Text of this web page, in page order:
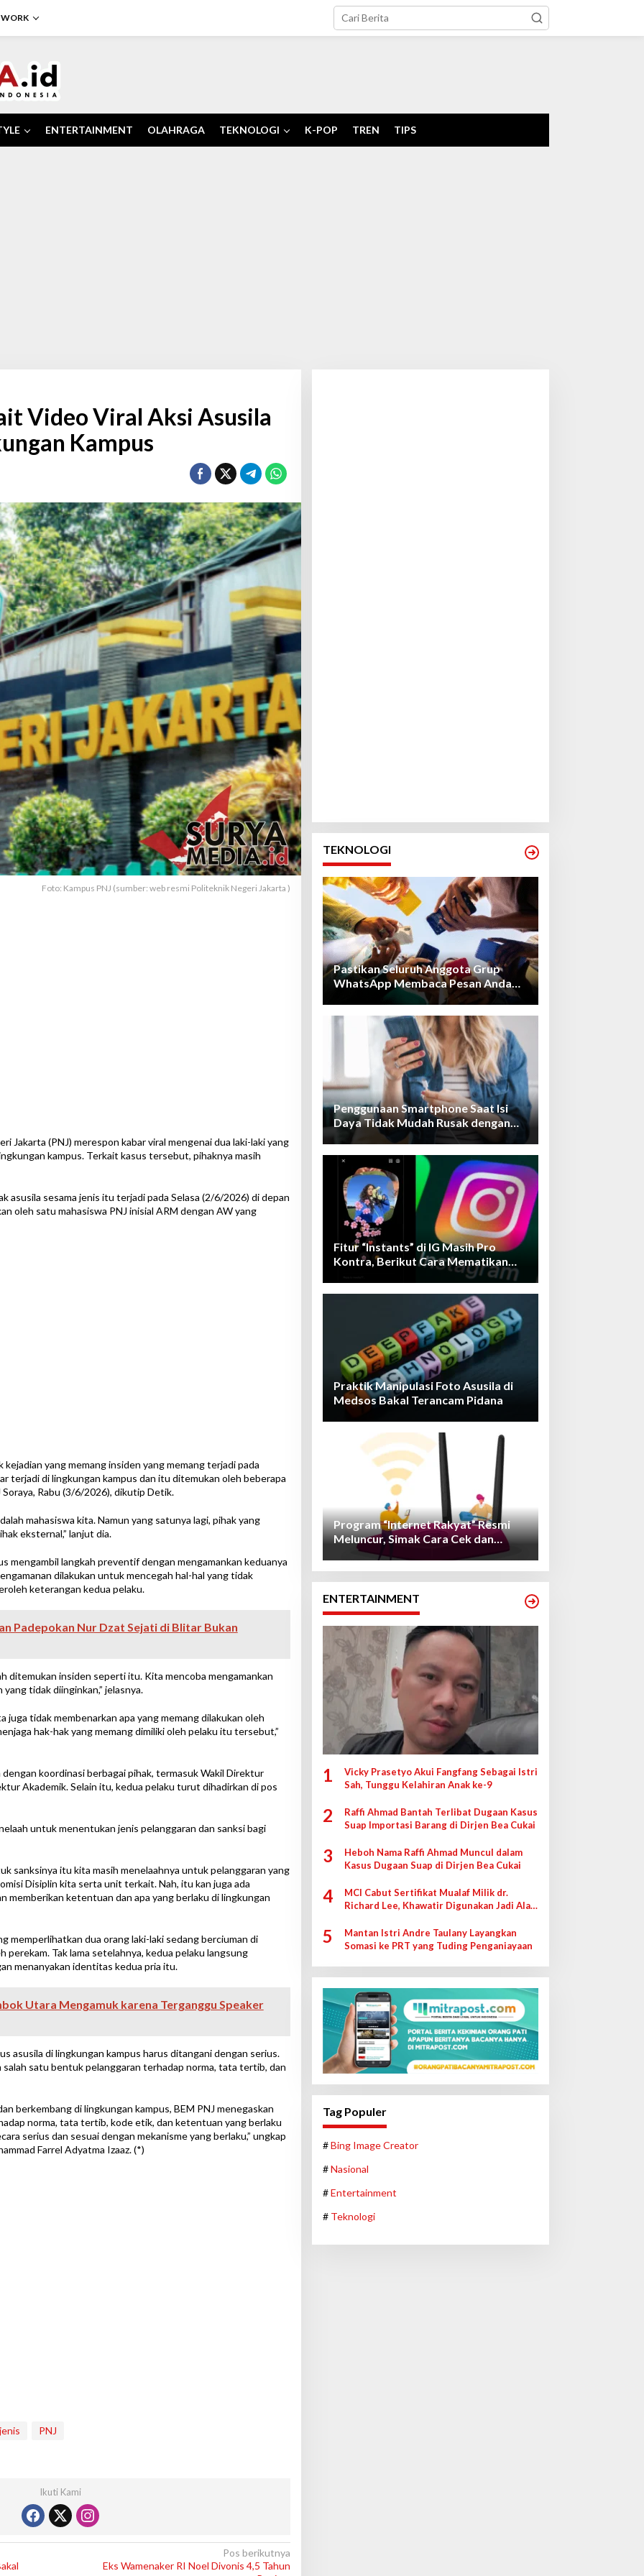
ENTERTAINMENT OLAHRAGA TEKNOLOGI K-POP TREN TIPS
Video Viral Aksi Asusila
Kampus
Foto: Kampus PNJ (sumber: web resmi Politeknik Negeri Jakarta )
Jakarta (PNJ) merespon kabar viral mengenai dua laki-laki yang
kampus. Terkait kasus tersebut, pihaknya masih
asusila sesama jenis itu terjadi pada Selasa (2/6/2026) di depan
oleh satu mahasiswa PNJ inisial ARM dengan AW yang
yang memang insiden yang memang terjadi pada
terjadi di lingkungan kampus dan itu ditemukan oleh beberapa
Soraya, Rabu (3/6/2026), dikutip Detik.
mahasiswa kita. Namun yang satunya lagi, pihak yang
eksternal,” lanjut dia.
mengambil langkah preventif dengan mengamankan keduanya
dilakukan untuk mencegah hal-hal yang tidak
keterangan kedua pelaku.
Padepokan Nur Dzat Sejati di Blitar Bukan
ditemukan insiden seperti itu. Kita mencoba mengamankan
tidak diinginkan,” jelasnya.
juga tidak membenarkan apa yang memang dilakukan oleh
hak-hak yang memang dimiliki oleh pelaku itu tersebut,”
koordinasi berbagai pihak, termasuk Wakil Direktur
Akademik. Selain itu, kedua pelaku turut dihadirkan di pos
untuk menentukan jenis pelanggaran dan sanksi bagi
sanksinya itu kita masih menelaahnya untuk pelanggaran yang
Disiplin kita serta unit terkait. Nah, itu kan juga ada
memberikan ketentuan dan apa yang berlaku di lingkungan
memperlihatkan dua orang laki-laki sedang berciuman di
perekam. Tak lama setelahnya, kedua pelaku langsung
menanyakan identitas kedua pria itu.
Utara Mengamuk karena Terganggu Speaker
asusila di lingkungan kampus harus ditangani dengan serius.
satu bentuk pelanggaran terhadap norma, tata tertib, dan
berkembang di lingkungan kampus, BEM PNJ menegaskan
norma, tata tertib, kode etik, dan ketentuan yang berlaku
serius dan sesuai dengan mekanisme yang berlaku,” ungkap
Farrel Adyatma Izaaz. (*)
PNJ
Ikuti Kami
Pos berikutnya
Eks Wamenaker RI Noel Divonis 4,5 Tahun
TEKNOLOGI
Pastikan Seluruh Anggota Grup
WhatsApp Membaca Pesan Anda
dengan Cara Ini!
Penggunaan Smartphone Saat Isi
Daya Tidak Mudah Rusak dengan
Teknologi Ini
Fitur “Instants” di IG Masih Pro
Kontra, Berikut Cara Mematikan
Praktik Manipulasi Foto Asusila di
Medsos Bakal Terancam Pidana
Program “Internet Rakyat” Resmi
Meluncur, Simak Cara Cek dan
Daftarnya!
ENTERTAINMENT
1
Vicky Prasetyo Akui Fangfang Sebagai Istri
Sah, Tunggu Kelahiran Anak ke-9
2
Raffi Ahmad Bantah Terlibat Dugaan Kasus
Suap Importasi Barang di Dirjen Bea Cukai
3
Heboh Nama Raffi Ahmad Muncul dalam
Kasus Dugaan Suap di Dirjen Bea Cukai
4
MCI Cabut Sertifikat Mualaf Milik dr.
Richard Lee, Khawatir Digunakan Jadi Alat
5
Mantan Istri Andre Taulany Layangkan
Somasi ke PRT yang Tuding Penganiayaan
Tag Populer
#Bing Image Creator
#Nasional
#Entertainment
# Teknologi